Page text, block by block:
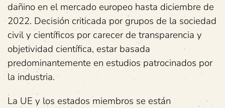
dañino en el mercado europeo hasta diciembre de
2022. Decisión criticada por grupos de la sociedad
civil y científicos por carecer de transparencia y
objetividad científica, estar basada
predominantemente en estudios patrocinados por
la industria.
La UE y los estados miembros se están